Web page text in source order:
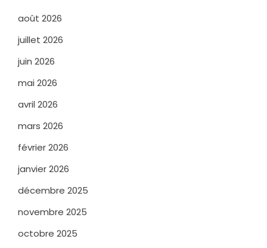
août 2026
juillet 2026
juin 2026
mai 2026
avril 2026
mars 2026
février 2026
janvier 2026
décembre 2025
novembre 2025
octobre 2025